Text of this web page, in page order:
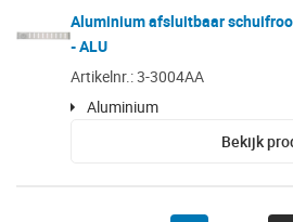
Aluminium afsluitbaar
- ALU
Artikelnr.: 3-3004AA
Aluminium
Bekijk